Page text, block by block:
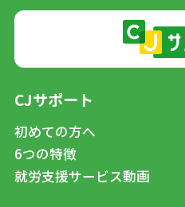
CJサポート
初めての方へ
6つの特徴
就労支援サービス動画